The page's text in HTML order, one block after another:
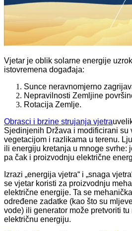
Vjetar je oblik solarne energije
istovremena događaja:
Sunce neravnomjerno
Nepravilnosti Zemljine
Rotacija Zemlje.
Obrasci i brzine strujanja vjetra
Sjedinjenih Država i modificirani su
vegetacijom i razlikama u terenu.
ili energiju kretanja u mnoge svrhe:
pa čak i proizvodnju električne
Izrazi „energija vjetra“ i „snaga
se vjetar koristi za proizvodnju
električne energije. Ta se
određene zadatke (kao što su
vode) ili generator može pretvoriti
električnu energiju.